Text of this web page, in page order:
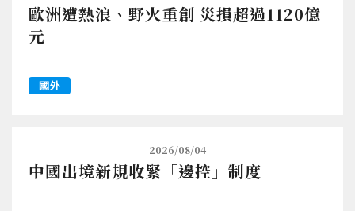
歐洲遭熱浪、野火重創 災損超過1120億
元
國外
2026/08/04
中國出境新規收緊「邊控」制度